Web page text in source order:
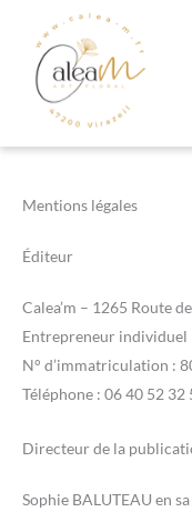
contenu
Mentions légales
Éditeur
Calea’m – 1265 Route
Entrepreneur individuel
N° d’immatriculation :
Téléphone : 06 40 52
Directeur de la
Sophie BALUTEAU en